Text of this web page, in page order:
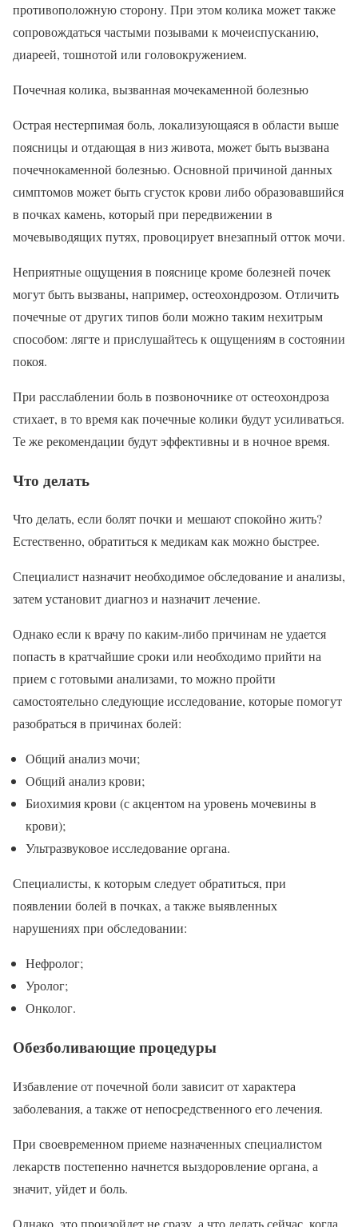
противоположную сторону. При этом колика может также
сопровождаться частыми позывами к мочеиспусканию,
диареей, тошнотой или головокружением.
Почечная колика, вызванная мочекаменной болезнью
Острая нестерпимая боль, локализующаяся в области выше
поясницы и отдающая в низ живота, может быть вызвана
почечнокаменной болезнью. Основной причиной данных
симптомов может быть сгусток крови либо образовавшийся
в почках камень, который при передвижении в
мочевыводящих путях, провоцирует внезапный отток мочи.
Неприятные ощущения в пояснице кроме болезней почек
могут быть вызваны, например, остеохондрозом. Отличить
почечные от других типов боли можно таким нехитрым
способом: лягте и прислушайтесь к ощущениям в состоянии
покоя.
При расслаблении боль в позвоночнике от остеохондроза
стихает, в то время как почечные колики будут усиливаться.
Те же рекомендации будут эффективны и в ночное время.
Что делать
Что делать, если болят почки и мешают спокойно жить?
Естественно, обратиться к медикам как можно быстрее.
Специалист назначит необходимое обследование и анализы,
затем установит диагноз и назначит лечение.
Однако если к врачу по каким-либо причинам не удается
попасть в кратчайшие сроки или необходимо прийти на
прием с готовыми анализами, то можно пройти
самостоятельно следующие исследование, которые помогут
разобраться в причинах болей:
Общий анализ мочи;
Общий анализ крови;
Биохимия крови (с акцентом на уровень мочевины в
крови);
Ультразвуковое исследование органа.
Специалисты, к которым следует обратиться, при
появлении болей в почках, а также выявленных
нарушениях при обследовании:
Нефролог;
Уролог;
Онколог.
Обезболивающие процедуры
Избавление от почечной боли зависит от характера
заболевания, а также от непосредственного его лечения.
При своевременном приеме назначенных специалистом
лекарств постепенно начнется выздоровление органа, а
значит, уйдет и боль.
Однако, это произойдет не сразу, а что делать сейчас, когда